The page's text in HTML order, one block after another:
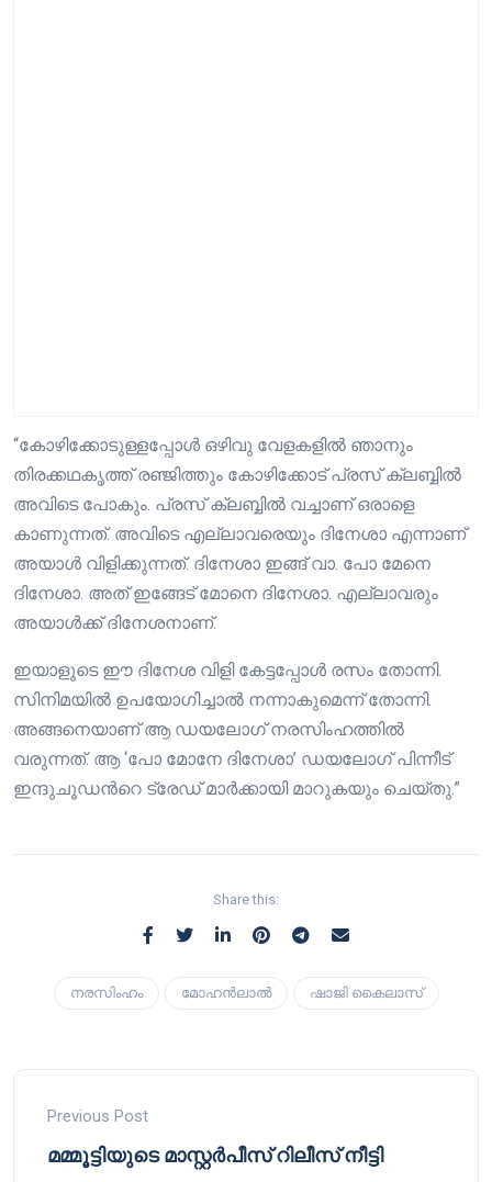
“കോഴിക്കോടുള്ളപ്പോള്‍ ഒഴിവു വേളകളില്‍ ഞാനും
തിരക്കഥകൃത്ത് രഞ്ജിത്തും കോഴിക്കോട് പ്രസ് ക്ലബ്ബില്‍
അവിടെ പോകും. പ്രസ് ക്ലബ്ബില്‍ വച്ചാണ് ഒരാളെ
കാണുന്നത്. അവിടെ എല്ലാവരെയും ദിനേശാ എന്നാണ്
അയാള്‍ വിളിക്കുന്നത്. ദിനേശാ ഇങ്ങ് വാ. പോ മേനെ
ദിനേശാ. അത് ഇങ്ങേട് മോനെ ദിനേശാ. എല്ലാവരും
അയാള്‍ക്ക് ദിനേശനാണ്.
ഇയാളുടെ ഈ ദിനേശ വിളി കേട്ടപ്പോള്‍ രസം തോന്നി.
സിനിമയില്‍ ഉപയോഗിച്ചാല്‍ നന്നാകുമെന്ന് തോന്നി.
അങ്ങനെയാണ് ആ ഡയലോഗ് നരസിംഹത്തില്‍
വരുന്നത്. ആ ‘പോ മോനേ ദിനേശാ’ ഡയലോഗ് പിന്നീട്
ഇന്ദുചൂഡന്‍റെ ട്രേഡ് മാര്‍ക്കായി മാറുകയും ചെയ്തു.”
Share this:
നരസിംഹം മോഹന്‍ലാല്‍ ഷാജി കൈലാസ്
Previous Post
മമ്മൂട്ടിയുടെ മാസ്റ്റർപീസ് റിലീസ് നീട്ടി